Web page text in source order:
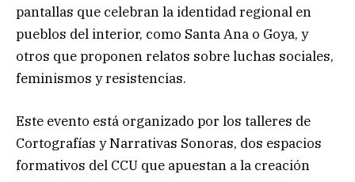
pantallas que celebran la identidad regional en
pueblos del interior, como Santa Ana o Goya, y
otros que proponen relatos sobre luchas sociales,
feminismos y resistencias.
Este evento está organizado por los talleres de
Cortografías y Narrativas Sonoras, dos espacios
formativos del CCU que apuestan a la creación